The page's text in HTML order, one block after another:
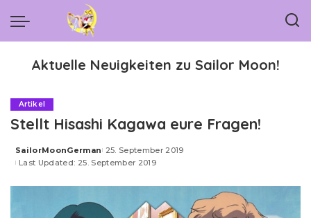
Aktuelle Neuigkeiten zu Sailor Moon!
Artikel
Stellt Hisashi Kagawa eure Fragen!
Posted
by
SailorMoonGerman 25. September 2019
Last Updated: 25. September 2019